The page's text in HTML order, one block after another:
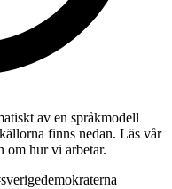
av en språkmodell
finns nedan. Läs vår
om hur vi arbetar.
sverigedemokraterna